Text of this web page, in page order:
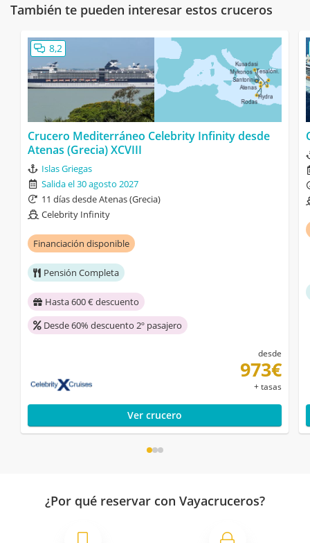
También te pueden interesar estos cruceros
8,2
Crucero Mediterráneo Celebrity Infinity desde
Atenas (Grecia) XCVIII
Islas Griegas
Salida el 30 agosto 2027
11 días desde Atenas (Grecia)
Celebrity Infinity
Financiación disponible
Pensión Completa
Hasta 600 € descuento
Desde 60% descuento 2º pasajero
desde
973€
+ tasas
Ver crucero
¿Por qué reservar con Vayacruceros?